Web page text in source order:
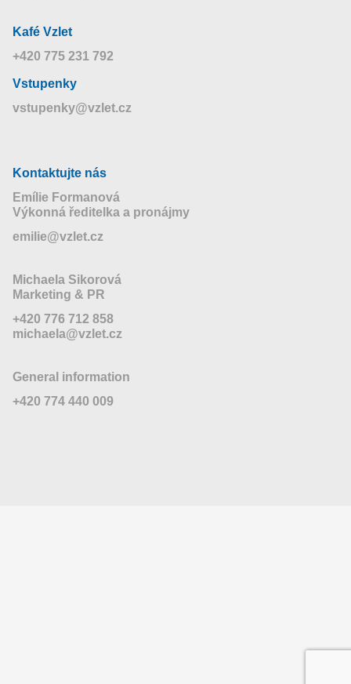
Kafé Vzlet
+420 775 231 792
Vstupenky
vstupenky@vzlet.cz
Kontaktujte nás
Emílie Formanová
Výkonná ředitelka a pronájmy
emilie@vzlet.cz
Michaela Sikorová
Marketing & PR
+420 776 712 858
michaela@vzlet.cz
General information
+420 774 440 009